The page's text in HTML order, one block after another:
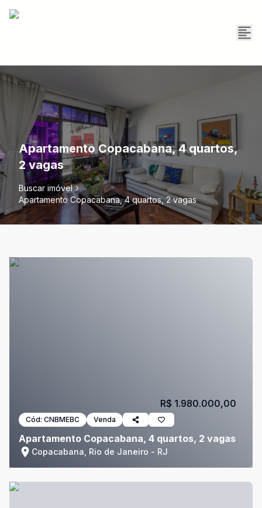
Apartamento Copacabana, 4 quartos,
2 vagas
Buscar imóvel
Apartamento Copacabana, 4 quartos, 2 vagas
Cód: CNBMEBC Venda
Apartamento Copacabana, 4 quartos, 2 vagas
Copacabana, Rio de Janeiro - RJ
R$ 1.980.000,00